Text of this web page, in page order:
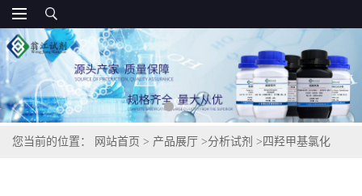
您当前的位置： 网站首页 > 产品展厅 >分析试剂 > 四羟甲基氯化